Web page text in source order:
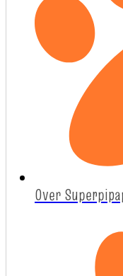
Over